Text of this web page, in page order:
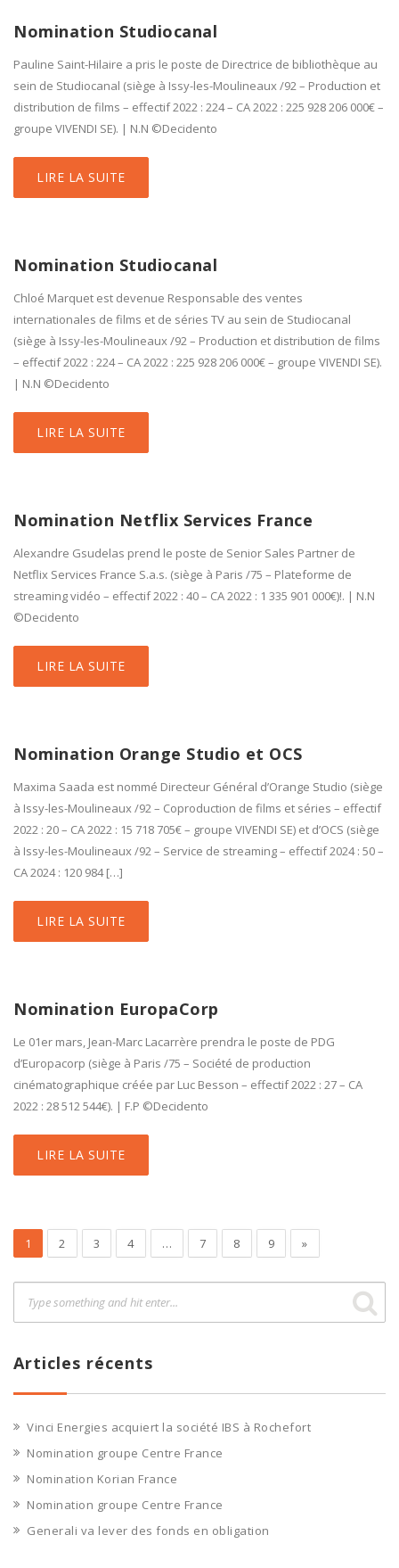
Nomination Studiocanal
Pauline Saint-Hilaire a pris le poste de Directrice de bibliothèque au
sein de Studiocanal (siège à Issy-les-Moulineaux /92 – Production et
distribution de films – effectif 2022 : 224 – CA 2022 : 225 928 206 000€ –
groupe VIVENDI SE). | N.N ©Decidento
LIRE LA SUITE
Nomination Studiocanal
Chloé Marquet est devenue Responsable des ventes
internationales de films et de séries TV au sein de Studiocanal
(siège à Issy-les-Moulineaux /92 – Production et distribution de films
– effectif 2022 : 224 – CA 2022 : 225 928 206 000€ – groupe VIVENDI SE).
| N.N ©Decidento
LIRE LA SUITE
Nomination Netflix Services France
Alexandre Gsudelas prend le poste de Senior Sales Partner de
Netflix Services France S.a.s. (siège à Paris /75 – Plateforme de
streaming vidéo – effectif 2022 : 40 – CA 2022 : 1 335 901 000€)!. | N.N
©Decidento
LIRE LA SUITE
Nomination Orange Studio et OCS
Maxima Saada est nommé Directeur Général d’Orange Studio (siège
à Issy-les-Moulineaux /92 – Coproduction de films et séries – effectif
2022 : 20 – CA 2022 : 15 718 705€ – groupe VIVENDI SE) et d’OCS (siège
à Issy-les-Moulineaux /92 – Service de streaming – effectif 2024 : 50 –
CA 2024 : 120 984 […]
LIRE LA SUITE
Nomination EuropaCorp
Le 01er mars, Jean-Marc Lacarrère prendra le poste de PDG
d’Europacorp (siège à Paris /75 – Société de production
cinématographique créée par Luc Besson – effectif 2022 : 27 – CA
2022 : 28 512 544€). | F.P ©Decidento
LIRE LA SUITE
1 2 3 4 … 7 8 9 »
Articles récents
Vinci Energies acquiert la société IBS à Rochefort
Nomination groupe Centre France
Nomination Korian France
Nomination groupe Centre France
Generali va lever des fonds en obligation